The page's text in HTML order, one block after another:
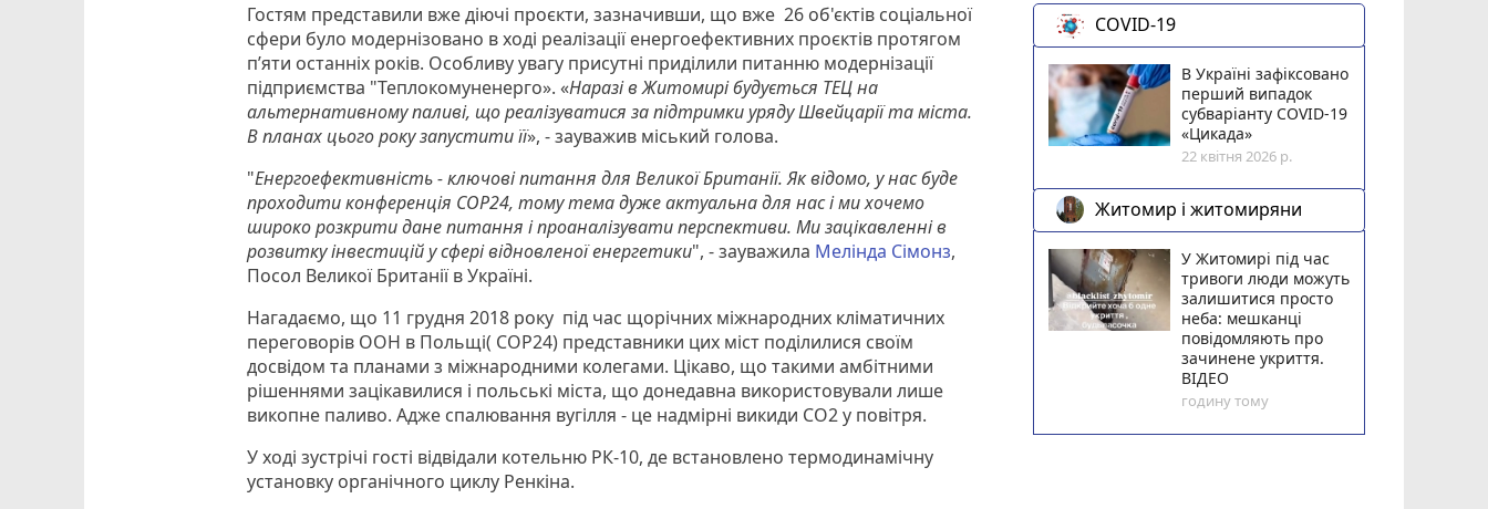
Гостям представили вже діючі проєкти, зазначивши, що вже 26 об'єктів соціальної
сфери було модернізовано в ході реалізації енергоефективних проєктів протягом
п’яти останніх років. Особливу увагу присутні приділили питанню модернізації
підприємства "Теплокомуненерго». «Наразі в Житомирі будується ТЕЦ на
альтернативному паливі, що реалізуватися за підтримки уряду Швейцарії та міста.
В планах цього року запустити її», - зауважив міський голова.
"Енергоефективність - ключові питання для Великої Британії. Як відомо, у нас буде
проходити конференція COP24, тому тема дуже актуальна для нас і ми хочемо
широко розкрити дане питання і проаналізувати перспективи. Ми зацікавленні в
розвитку інвестицій у сфері відновленої енергетики", - зауважила Мелінда Сімонз,
Посол Великої Британії в Україні.
Нагадаємо, що 11 грудня 2018 року під час щорічних міжнародних кліматичних
переговорів ООН в Польщі( СOP24) представники цих міст поділилися своїм
досвідом та планами з міжнародними колегами. Цікаво, що такими амбітними
рішеннями зацікавилися і польські міста, що донедавна використовували лише
викопне паливо. Адже спалювання вугілля - це надмірні викиди СО2 у повітря.
У ході зустрічі гості відвідали котельню РК-10, де встановлено термодинамічну
установку органічного циклу Ренкіна.
COVID-19
В Україні зафіксовано
перший випадок
субваріанту COVID-19
«Цикада»
22 квітня 2026 р.
Житомир і житомиряни
У Житомирі під час
тривоги люди можуть
залишитися просто
неба: мешканці
повідомляють про
зачинене укриття.
ВІДЕО
годину тому